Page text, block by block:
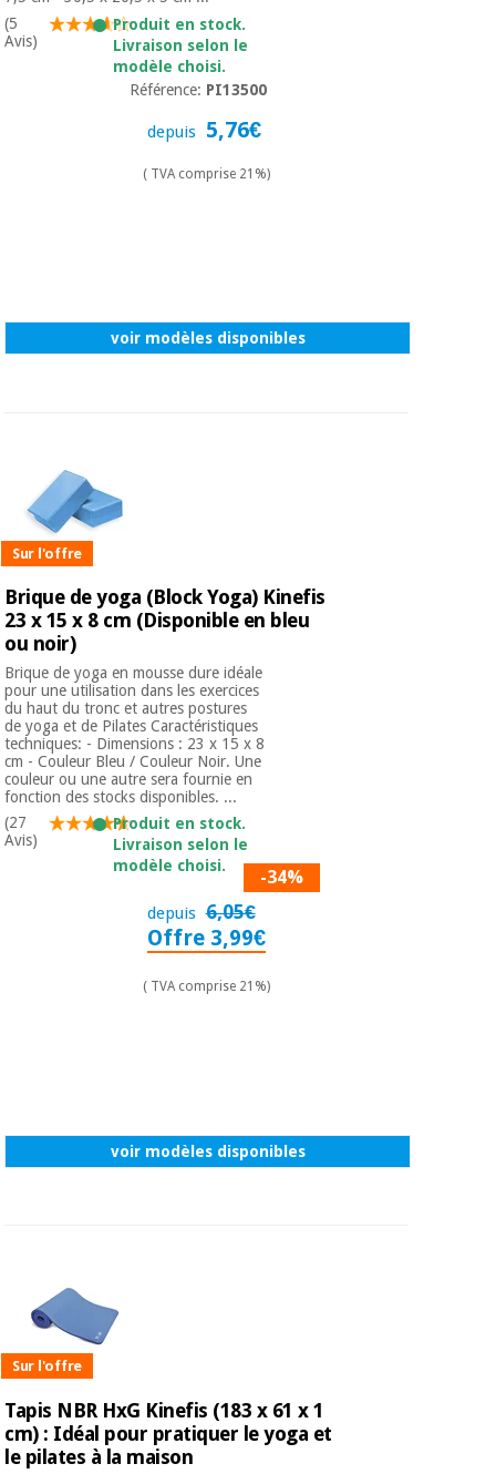
(5
Avis)
Produit en stock.
Livraison selon le
modèle choisi.
Référence: PI13500
depuis 5,76€
( TVA comprise 21%)
voir modèles disponibles
Sur l'offre
Brique de yoga (Block Yoga) Kinefis
23 x 15 x 8 cm (Disponible en bleu
ou noir)
Brique de yoga en mousse dure idéale
pour une utilisation dans les exercices
du haut du tronc et autres postures
de yoga et de Pilates Caractéristiques
techniques: - Dimensions : 23 x 15 x 8
cm - Couleur Bleu / Couleur Noir. Une
couleur ou une autre sera fournie en
fonction des stocks disponibles. ...
(27
Avis)
Produit en stock.
Livraison selon le
modèle choisi.
-34%
depuis 6,05€
Offre 3,99€
( TVA comprise 21%)
voir modèles disponibles
Sur l'offre
Tapis NBR HxG Kinefis (183 x 61 x 1
cm) : Idéal pour pratiquer le yoga et
le pilates à la maison